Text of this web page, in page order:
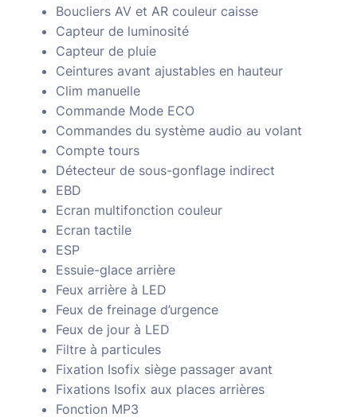
Boucliers AV et AR couleur caisse
Capteur de luminosité
Capteur de pluie
Ceintures avant ajustables en hauteur
Clim manuelle
Commande Mode ECO
Commandes du système audio au volant
Compte tours
Détecteur de sous-gonflage indirect
EBD
Ecran multifonction couleur
Ecran tactile
ESP
Essuie-glace arrière
Feux arrière à LED
Feux de freinage d’urgence
Feux de jour à LED
Filtre à particules
Fixation Isofix siège passager avant
Fixations Isofix aux places arrières
Fonction MP3